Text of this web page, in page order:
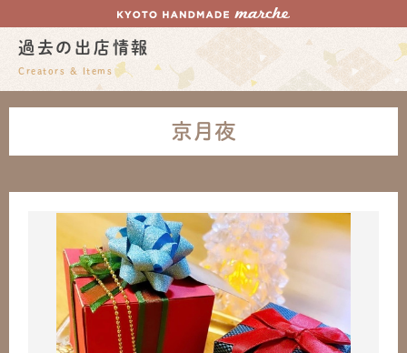
過去の出店情報
Creators & Items
京月夜